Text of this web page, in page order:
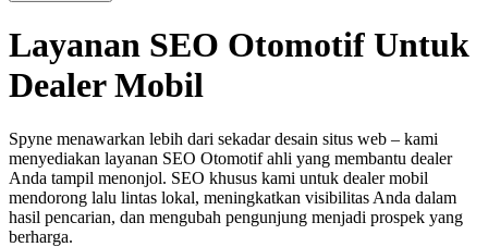
Layanan SEO Otomotif Untuk
Dealer Mobil
Spyne menawarkan lebih dari sekadar desain situs web – kami
menyediakan layanan SEO Otomotif ahli yang membantu dealer
Anda tampil menonjol. SEO khusus kami untuk dealer mobil
mendorong lalu lintas lokal, meningkatkan visibilitas Anda dalam
hasil pencarian, dan mengubah pengunjung menjadi prospek yang
berharga.